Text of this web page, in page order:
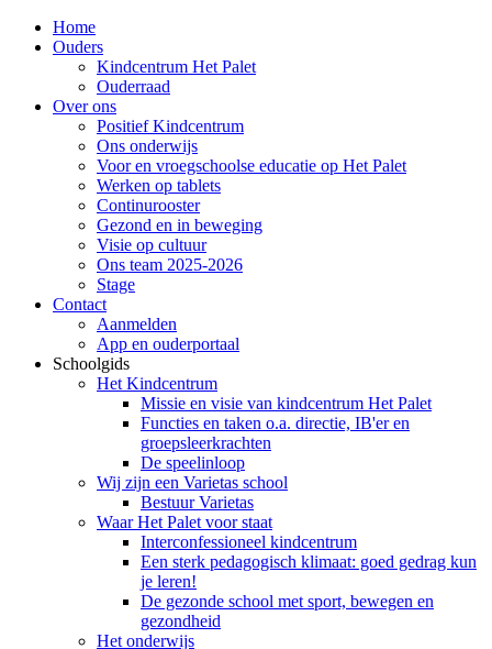
Home
Ouders
Kindcentrum Het Palet
Ouderraad
Over ons
Positief Kindcentrum
Ons onderwijs
Voor en vroegschoolse educatie op Het Palet
Werken op tablets
Continurooster
Gezond en in beweging
Visie op cultuur
Ons team 2025-2026
Stage
Contact
Aanmelden
App en ouderportaal
Schoolgids
Het Kindcentrum
Missie en visie van kindcentrum Het Palet
Functies en taken o.a. directie, IB'er en
groepsleerkrachten
De speelinloop
Wij zijn een Varietas school
Bestuur Varietas
Waar Het Palet voor staat
Interconfessioneel kindcentrum
Een sterk pedagogisch klimaat: goed gedrag kun
je leren!
De gezonde school met sport, bewegen en
gezondheid
Het onderwijs